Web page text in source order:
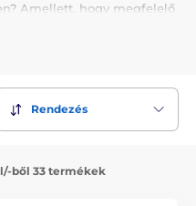
Amellett, hogy megfelelő
bárhol elhelyezheti
előszobától a falig a
és mindenkit lenyűgöz!
Rendezés
ből 33 termékek